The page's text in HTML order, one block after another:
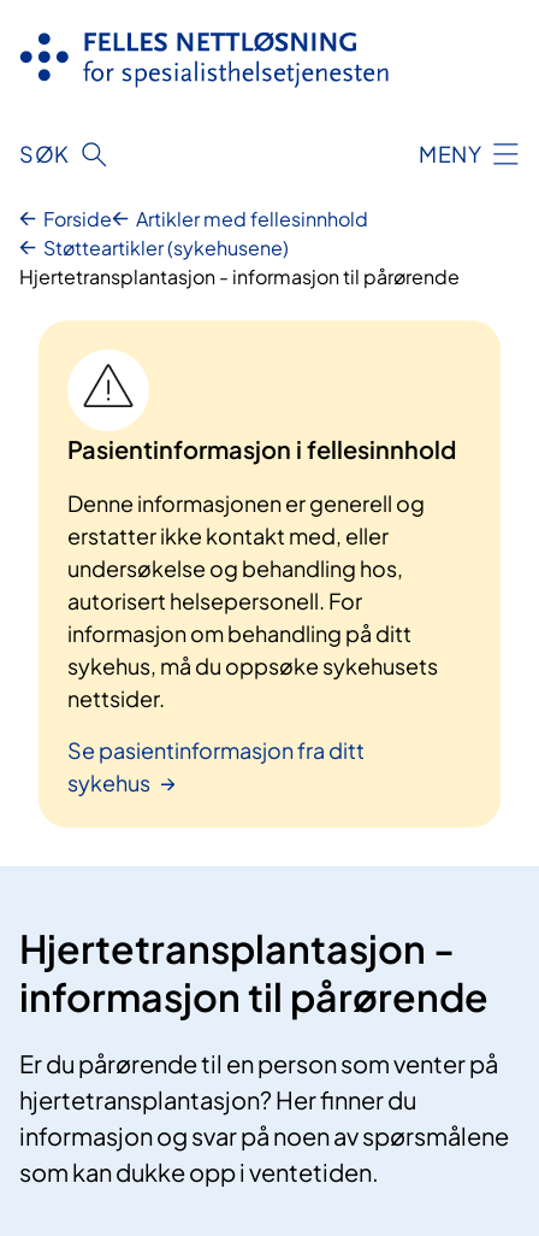
innhold
SØK MENY
Forside
Artikler med fellesinnhold
Støtteartikler (sykehusene)
Hjertetransplantasjon - informasjon til pårørende
Pasientinformasjon i fellesinnhold
Denne informasjonen er generell og
erstatter ikke kontakt med, eller
undersøkelse og behandling hos,
autorisert helsepersonell. For
informasjon om behandling på ditt
sykehus, må du oppsøke sykehusets
nettsider.
Se pasientinformasjon fra ditt
sykehus
Hjertetransplantasjon -
informasjon til pårørende
Er du pårørende til en person som venter på
hjertetransplantasjon? Her finner du
informasjon og svar på noen av spørsmålene
som kan dukke opp i ventetiden.